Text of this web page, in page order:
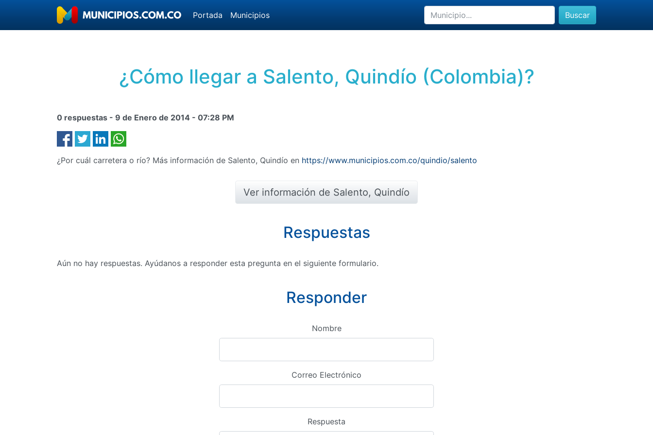
Portada Municipios Buscar
¿Cómo llegar a Salento, Quindío (Colombia)?
0 respuestas - 9 de Enero de 2014 - 07:28 PM
¿Por cuál carretera o río? Más información de Salento, Quindío en https://www.municipios.com.co/quindio/salento
Ver información de Salento, Quindío
Respuestas
Aún no hay respuestas. Ayúdanos a responder esta pregunta en el siguiente formulario.
Responder
Nombre
Correo Electrónico
Respuesta